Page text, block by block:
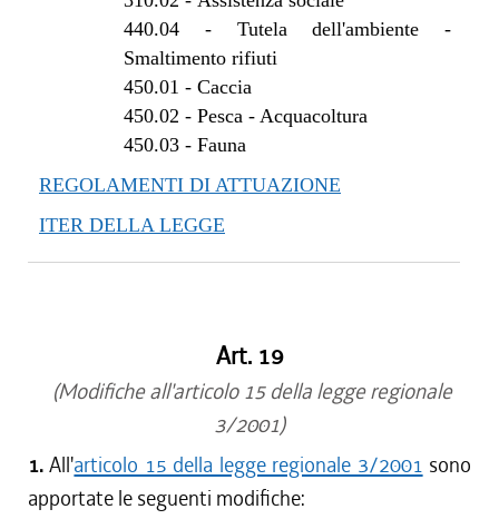
440.04- Tutela dell'ambiente -
Smaltimento rifiuti
450.01 - Caccia
450.02 - Pesca - Acquacoltura
450.03- Fauna
REGOLAMENTI DI ATTUAZIONE
ITER DELLA LEGGE
Art. 19
(Modifiche all'articolo 15 della legge regionale
3/2001)
1. All'articolo 15 della legge regionale 3/2001 sono
apportate le seguenti modifiche: